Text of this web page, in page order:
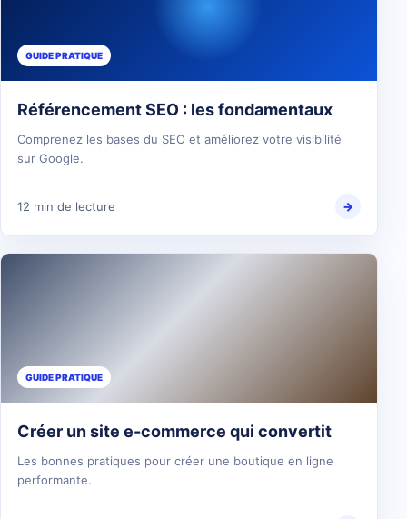
GUIDE PRATIQUE
Référencement SEO : les fondamentaux
Comprenez les bases du SEO et améliorez votre visibilité
sur Google.
12 min de lecture →
GUIDE PRATIQUE
Créer un site e-commerce qui convertit
Les bonnes pratiques pour créer une boutique en ligne
performante.